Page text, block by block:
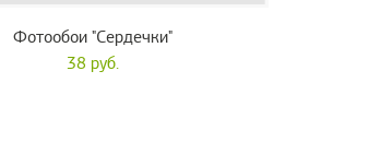
Фотообои "Сердечки"
38 руб.